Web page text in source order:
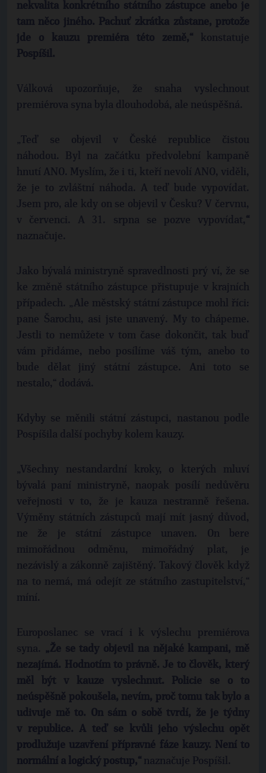
nekvalita konkrétního státního zástupce anebo je
tam něco jiného. Pachuť zkrátka zůstane, protože
jde o kauzu premiéra této země,“ konstatuje
Pospíšil.
Válková upozorňuje, že snaha vyslechnout
premiérova syna byla dlouhodobá, ale neúspěšná.
„Teď se objevil v České republice čistou
náhodou. Byl na začátku předvolební kampaně
hnutí ANO. Myslím, že i ti, kteří nevolí ANO, viděli,
že je to zvláštní náhoda. A teď bude vypovídat.
Jsem pro, ale kdy on se objevil v Česku? V červnu,
v červenci. A 31. srpna se pozve vypovídat,“
naznačuje.
Jako bývalá ministryně spravedlnosti prý ví, že se
ke změně státního zástupce přistupuje v krajních
případech. „Ale městský státní zástupce mohl říci:
pane Šarochu, asi jste unavený. My to chápeme.
Jestli to nemůžete v tom čase dokončit, tak buď
vám přidáme, nebo posílíme váš tým, anebo to
bude dělat jiný státní zástupce. Ani toto se
nestalo,“ dodává.
Kdyby se měnili státní zástupci, nastanou podle
Pospíšila další pochyby kolem kauzy.
„Všechny nestandardní kroky, o kterých mluví
bývalá paní ministryně, naopak posílí nedůvěru
veřejnosti v to, že je kauza nestranně řešena.
Výměny státních zástupců mají mít jasný důvod,
ne že je státní zástupce unaven. On bere
mimořádnou odměnu, mimořádný plat, je
nezávislý a zákonně zajištěný. Takový člověk když
na to nemá, má odejít ze státního zastupitelství,“
míní.
Europoslanec se vrací i k výslechu premiérova
syna.
„Že se tady objevil na nějaké kampani, mě
nezajímá. Hodnotím to právně. Je to člověk, který
měl být v kauze vyslechnut. Policie se o to
neúspěšně pokoušela, nevím, proč tomu tak bylo a
udivuje mě to. On sám o sobě tvrdí, že je týdny
v republice. A teď se kvůli jeho výslechu opět
prodlužuje uzavření přípravné fáze kauzy. Není to
normální a logický postup,“ naznačuje Pospíšil.